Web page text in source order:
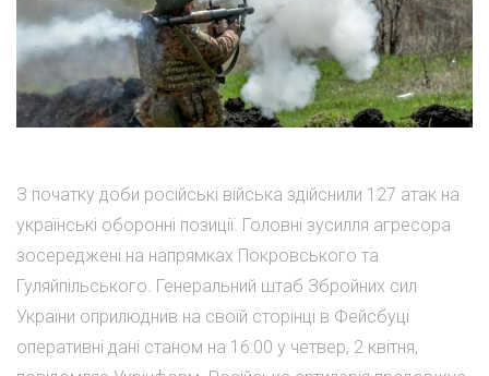
З початку доби російські війська здійснили 127 атак на
українські оборонні позиції. Головні зусилля агресора
зосереджені на напрямках Покровського та
Гуляйпільського. Генеральний штаб Збройних сил
України оприлюднив на своїй сторінці в Фейсбуці
оперативні дані станом на 16:00 у четвер, 2 квітня,